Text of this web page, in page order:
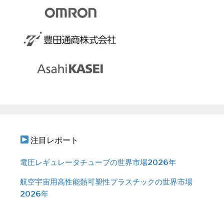
注目レポート
電圧レギュレータチューブの世界市場2026年
航空宇宙用高性能熱可塑性プラスチックの世界市場
2026年